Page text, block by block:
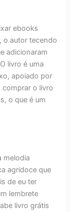
ebooks
o autor tecendo
adicionaram
livro é uma
apoiado por
comprar o livro
o que é um
melodia
agridoce que
de eu ter
lembrete
livro grátis